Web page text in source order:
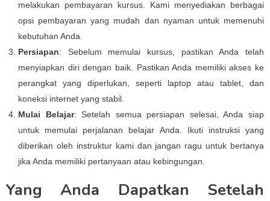
melakukan pembayaran kursus. Kami menyediakan berbagai
opsi pembayaran yang mudah dan nyaman untuk memenuhi
kebutuhan Anda.
Persiapan: Sebelum memulai kursus, pastikan Anda telah
menyiapkan diri dengan baik. Pastikan Anda memiliki akses ke
perangkat yang diperlukan, seperti laptop atau tablet, dan
koneksi internet yang stabil.
Mulai Belajar: Setelah semua persiapan selesai, Anda siap
untuk memulai perjalanan belajar Anda. Ikuti instruksi yang
diberikan oleh instruktur kami dan jangan ragu untuk bertanya
jika Anda memiliki pertanyaan atau kebingungan.
Yang Anda Dapatkan Setelah